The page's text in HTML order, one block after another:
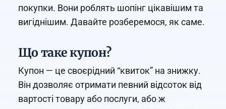
покупки. Вони роблять шопінг цікавішим та
вигіднішим. Давайте розберемося, як саме.
Що таке купон?
Купон — це своєрідний “квиток” на знижку.
Він дозволяє отримати певний відсоток від
вартості товару або послуги, або ж